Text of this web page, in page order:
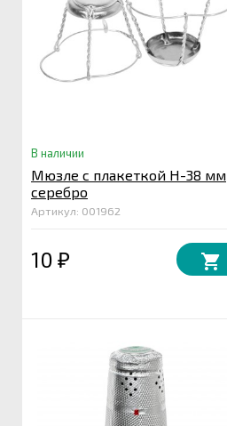
В наличии
Мюзле с плакеткой Н-38 мм
серебро
Артикул: 001962
10 ₽